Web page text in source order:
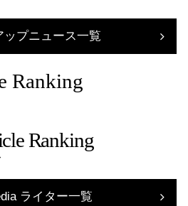
ップニュース一覧
Ranking
Ranking
ライター一覧